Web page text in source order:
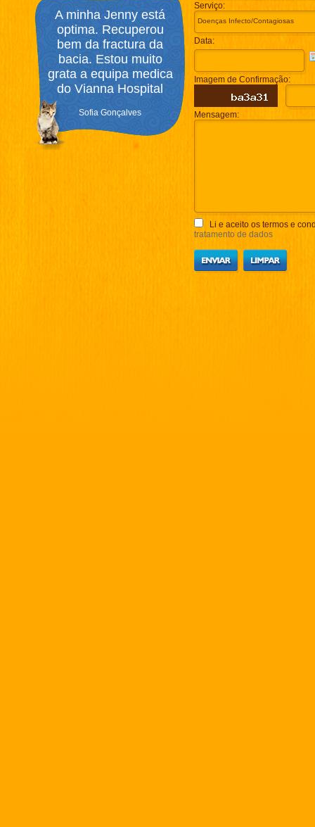
A minha Jenny está
optima. Recuperou
bem da fractura da
bacia. Estou muito
grata a equipa medica
do Vianna Hospital
Sofia Gonçalves
Serviço:
Data:
Imagem de Confirmação:
Mensagem:
Li e aceito os termos e
tratamento de dados